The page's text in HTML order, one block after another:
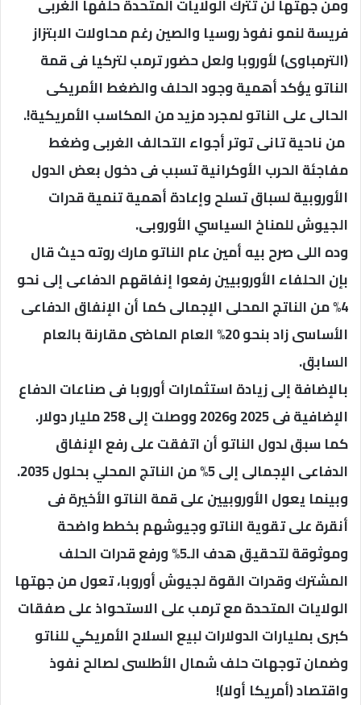
ومن جهتها لن تترك الولايات المتحدة حلفها الغربى
فريسة لنمو نفوذ روسيا والصين رغم محاولات الابتزاز
(الترمباوى) لأوروبا ولعل حضور ترمب لتركيا فى قمة
الناتو يؤكد أهمية وجود الحلف والضغط الأمريكى
الحالى على الناتو لمجرد مزيد من المكاسب الأمريكية!.
‏ من ناحية تانى توتر أجواء التحالف الغربى وضغط
مفاجئة الحرب الأوكرانية تسبب فى دخول بعض الدول
الأوروبية لسباق تسلح وإعادة أهمية تنمية قدرات
الجيوش للمناخ السياسي الأوروبى.
وده اللى صرح بيه أمين عام الناتو مارك روته حيث قال
بإن الحلفاء الأوروبيين رفعوا إنفاقهم الدفاعى إلى نحو
4% من الناتج المحلى الإجمالى كما أن الإنفاق الدفاعى
الأساسى زاد بنحو 20% العام الماضى مقارنة بالعام
السابق.
بالإضافة إلى زيادة استثمارات أوروبا فى صناعات الدفاع
الإضافية فى 2025 و2026 ووصلت إلى 258 مليار دولار.
كما سبق لدول الناتو أن اتفقت على رفع الإنفاق
الدفاعى الإجمالى إلى 5% من الناتج المحلي بحلول 2035.
وبينما يعول الأوروبيين على قمة الناتو الأخيرة فى
أنقرة على تقوية الناتو وجيوشهم بخطط واضحة
وموثوقة لتحقيق هدف الـ5% ورفع قدرات الحلف
المشترك وقدرات القوة لجيوش أوروبا، تعول من جهتها
الولايات المتحدة مع ترمب على الاستحواذ على صفقات
كبرى بمليارات الدولارات لبيع السلاح الأمريكي للناتو
وضمان توجهات حلف شمال الأطلسى لصالح نفوذ
واقتصاد (أمريكا أولا)!